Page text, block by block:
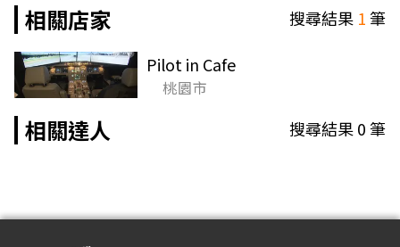
相關店家 搜尋結果 1筆
Pilot in Cafe
桃園市
相關達人 搜尋結果0筆